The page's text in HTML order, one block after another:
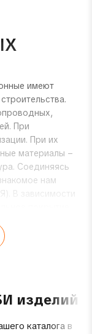
имеют
При
При их
материалы –
Соединяясь
нам
колодцев
и
изделий
каталога в